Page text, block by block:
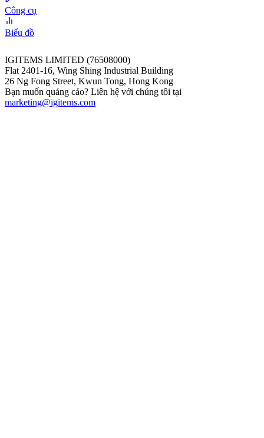
Công cụ
Biểu đồ
IGITEMS LIMITED (76508000)
Flat 2401-16, Wing Shing Industrial Building
26 Ng Fong Street, Kwun Tong, Hong Kong
Bạn muốn quảng cáo? Liên hệ với chúng tôi tại
marketing@igitems.com